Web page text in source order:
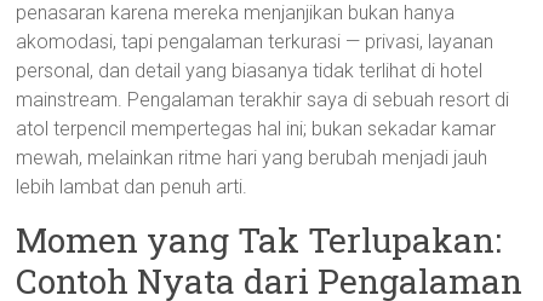
penasaran karena mereka menjanjikan bukan hanya
akomodasi, tapi pengalaman terkurasi — privasi, layanan
personal, dan detail yang biasanya tidak terlihat di hotel
mainstream. Pengalaman terakhir saya di sebuah resort di
atol terpencil mempertegas hal ini; bukan sekadar kamar
mewah, melainkan ritme hari yang berubah menjadi jauh
lebih lambat dan penuh arti.
Momen yang Tak Terlupakan:
Contoh Nyata dari Pengalaman